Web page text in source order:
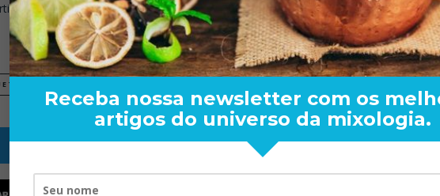
e decore com três gotas de bitter de
DO DESEJO
Receba nossa newsletter com os
artigos do universo da mixologia.